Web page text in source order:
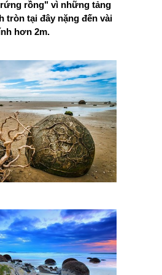
rồng" vì những tảng
tròn tại đây nặng đến vài
hơn 2m.